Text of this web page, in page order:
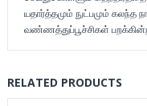
யதார்த்தமும் நுட்பமும் கலந்த
வண்ணத்துப்பூச்சிகள்
RELATED PRODUCTS